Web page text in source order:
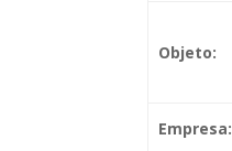
Objeto:
Empresa: